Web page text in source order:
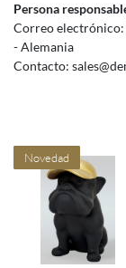
Persona
Correo electrónico:
Alemania
Contacto:
Novedad